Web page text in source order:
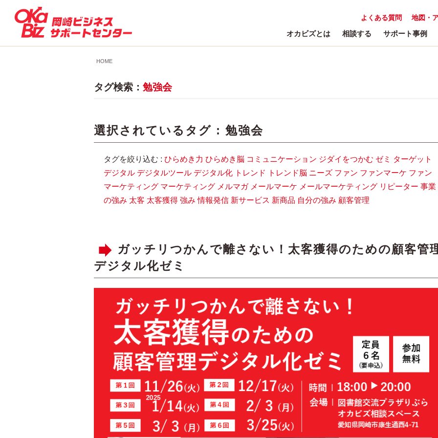
地図・
よくある質問
オカビズとは 相談する サポート事例
HOME
タグ検索： 勉強会
選択されているタグ : 勉強会
タグを絞り込む : ひらめき力 ひらめき脳 コミュニケーション ジダイをつかむ ゼミ
ターゲット
デジタル デジタルツール デジタル化 トレンド トレンド脳 ニーズ ファン ファンマーケ ファン
マーケティング マーケティング メルマガ メールマーケ メールマーケティング リピーター 事業
の強み 太客 太客獲得 強み 情報発信 新サービス 新商品 自分の強み 顧客管理
ガッチリつかんで離さない！太客獲得のための顧客管
デジタル化ゼミ